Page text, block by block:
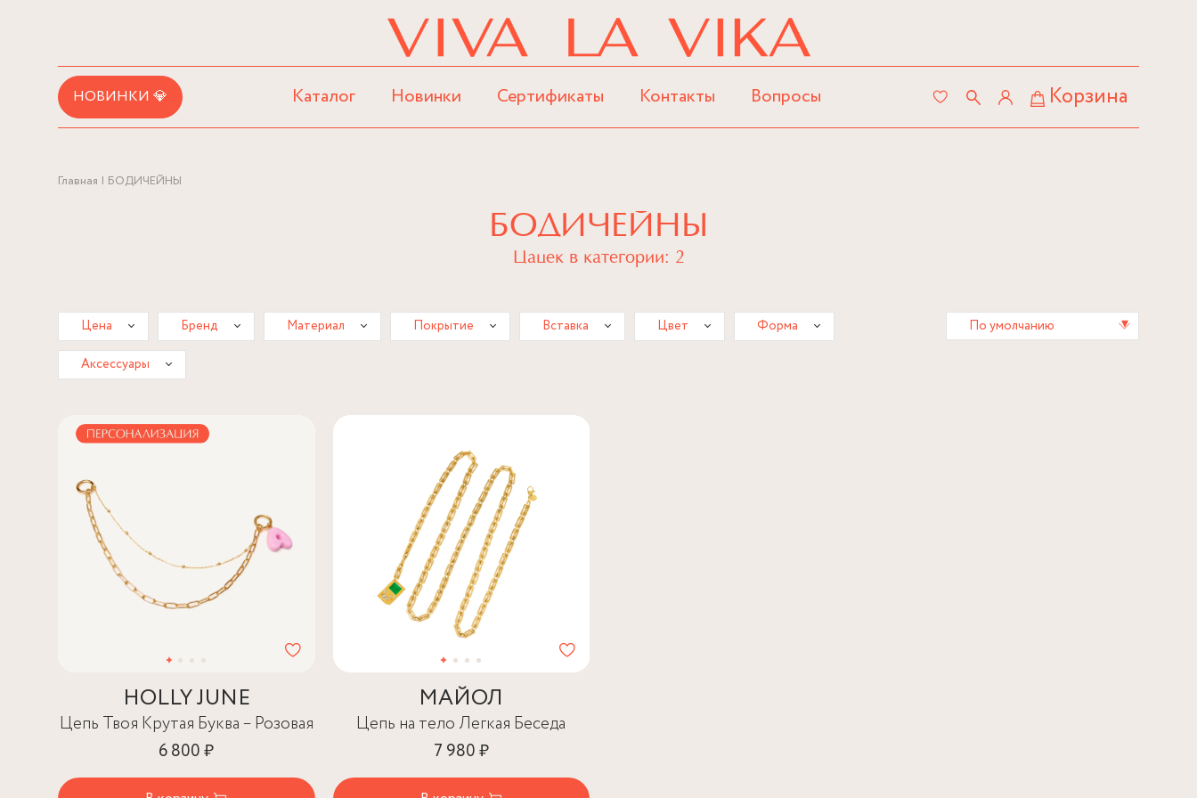
НОВИНКИ 💎 Каталог Новинки Сертификаты Контакты Вопросы Корзина
Главная БОДИЧЕЙНЫ
БОДИЧЕЙНЫ
Цацек в категории: 2
Цена Бренд Материал Покрытие Вставка Цвет Форма
Аксессуары
По умолчанию ▾
HOLLY JUNE
Цепь Твоя Крутая Буква – Розовая
6 800 ₽
МАЙОЛ
Цепь на тело Легкая Беседа
7 980 ₽